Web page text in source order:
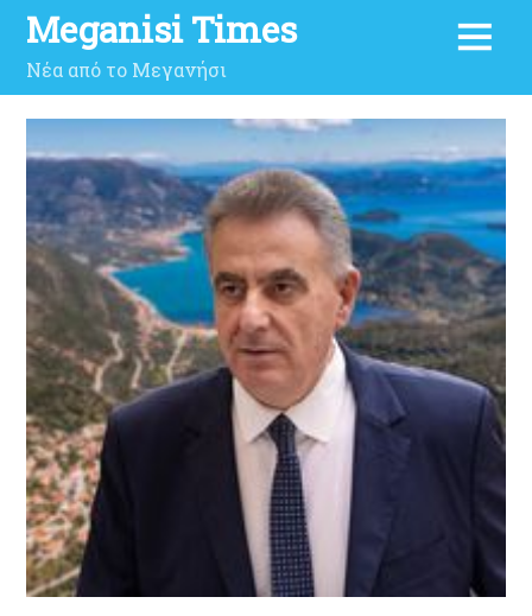
Meganisi Times
Νέα από το Μεγανήσι